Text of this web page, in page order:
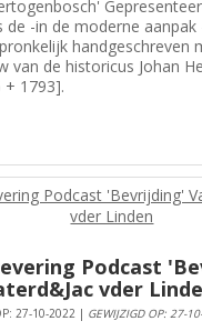
de -in de moderne aanpak
handgeschreven
van de historicus Johan
+ 1793].
Podcast
vder
27-10-2022 | GEWIJZIGD OP: 27-